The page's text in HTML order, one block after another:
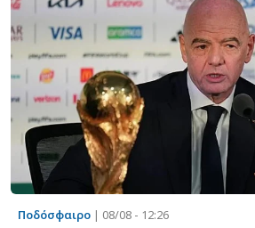
Ποδόσφαιρο | 08/08 - 12:26